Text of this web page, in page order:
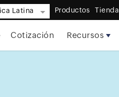
Latina Productos Tienda
Cotización Recursos